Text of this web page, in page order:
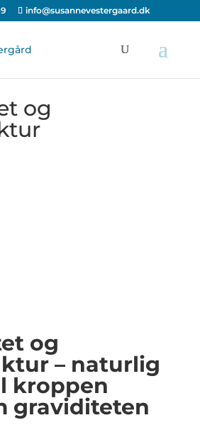
info@susannevestergaard.dk
og
og
– naturlig
kroppen
graviditeten